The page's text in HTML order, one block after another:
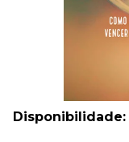
Disponibilidade: